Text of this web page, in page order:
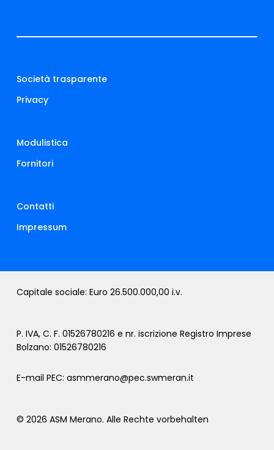
Società trasparente
Privacy
Modulistica
Fornitori
Contatti
Impressum
Capitale sociale: Euro 26.500.000,00 i.v.
P. IVA, C. F. 01526780216 e nr. iscrizione Registro Imprese
Bolzano: 01526780216
E-mail PEC: asmmerano@pec.swmeran.it
© 2026 ASM Merano. Alle Rechte vorbehalten